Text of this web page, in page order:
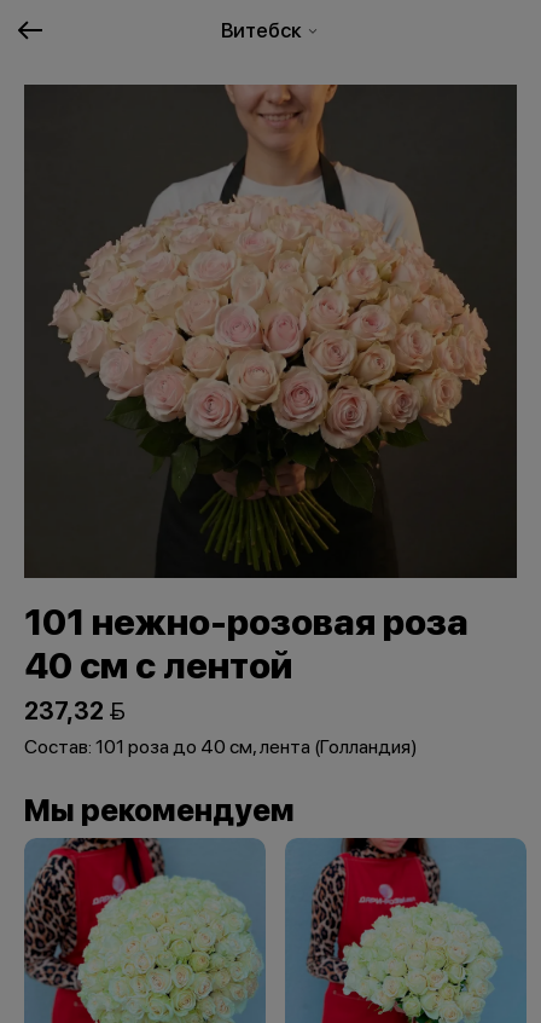
Витебск
101 нежно-розовая роза
40 см с лентой
237,32 
Состав: 101 роза до 40 см, лента (Голландия)
Мы рекомендуем